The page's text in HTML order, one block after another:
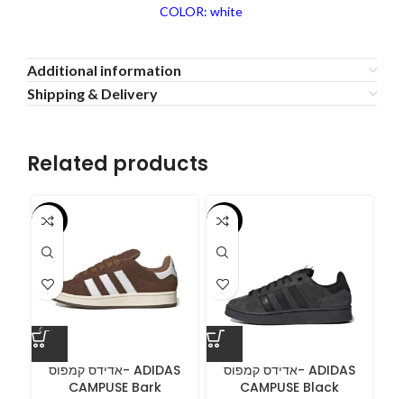
COLOR: white
Additional information
Shipping & Delivery
Related products
-55%
אדידס קמפוס- ADIDAS
CAMPUSE Bark
-55%
אדידס קמפוס- ADIDAS
CAMPUSE Black